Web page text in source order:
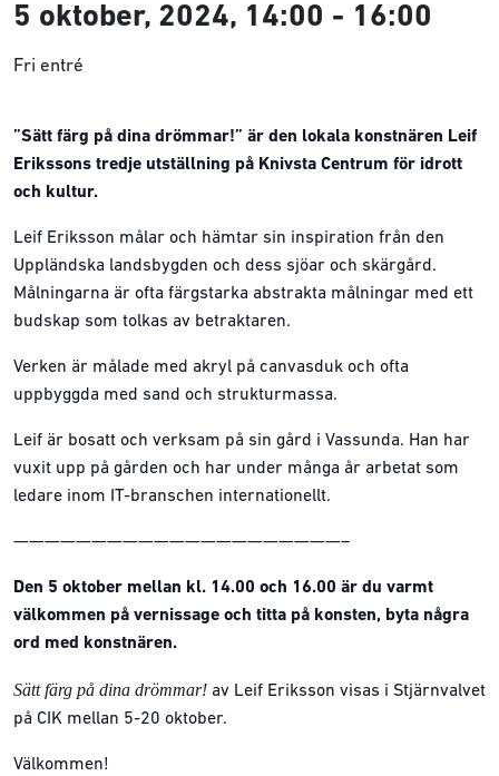
5 oktober, 2024, 14:00 - 16:00
Fri entré
”Sätt färg på dina drömmar!” är den lokala konstnären Leif
Erikssons tredje utställning på Knivsta Centrum för idrott
och kultur.
Leif Eriksson målar och hämtar sin inspiration från den
Uppländska landsbygden och dess sjöar och skärgård.
Målningarna är ofta färgstarka abstrakta målningar med ett
budskap som tolkas av betraktaren.
Verken är målade med akryl på canvasduk och ofta
uppbyggda med sand och strukturmassa.
Leif är bosatt och verksam på sin gård i Vassunda. Han har
vuxit upp på gården och har under många år arbetat som
ledare inom IT-branschen internationellt.
—————————————————————–
Den 5 oktober mellan kl. 14.00 och 16.00 är du varmt
välkommen på vernissage och titta på konsten, byta några
ord med konstnären.
Sätt färg på dina drömmar! av Leif Eriksson visas i Stjärnvalvet
på CIK mellan 5-20 oktober.
Välkommen!